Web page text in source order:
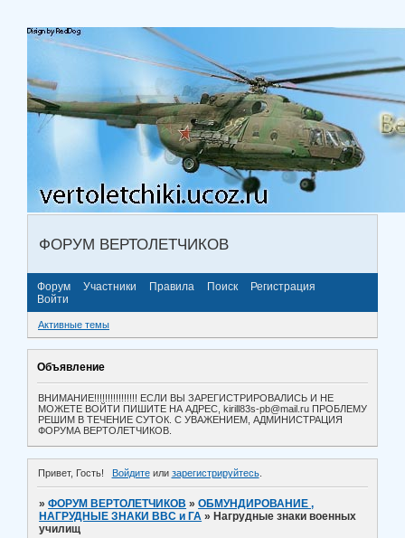
ФОРУМ ВЕРТОЛЕТЧИКОВ
Форум Участники Правила Поиск
Регистрация
Войти
Активные темы
Объявление
ВНИМАНИЕ!!!!!!!!!!!!!!!! ЕСЛИ ВЫ ЗАРЕГИСТРИРОВАЛИСЬ И НЕ
МОЖЕТЕ ВОЙТИ ПИШИТЕ НА АДРЕС, kirill83s-pb@mail.ru ПРОБЛЕМУ
РЕШИМ В ТЕЧЕНИЕ СУТОК. С УВАЖЕНИЕМ, АДМИНИСТРАЦИЯ
ФОРУМА ВЕРТОЛЕТЧИКОВ.
Привет, Гость! Войдитеили зарегистрируйтесь.
»ФОРУМ ВЕРТОЛЕТЧИКОВ »ОБМУНДИРОВАНИЕ ,
НАГРУДНЫЕ ЗНАКИ ВВС и ГА » Нагрудные знаки военных
училищ